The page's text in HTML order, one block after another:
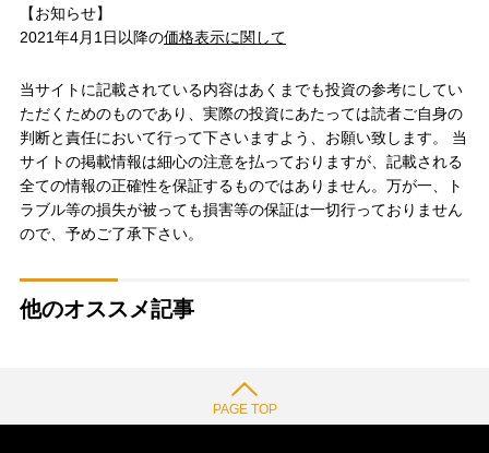
【お知らせ】
2021年4月1日以降の価格表示に関して
当サイトに記載されている内容はあくまでも投資の参考にしてい
ただくためのものであり、実際の投資にあたっては読者ご自身の
判断と責任において行って下さいますよう、お願い致します。 当
サイトの掲載情報は細心の注意を払っておりますが、記載される
全ての情報の正確性を保証するものではありません。万が一、ト
ラブル等の損失が被っても損害等の保証は一切行っておりません
ので、予めご了承下さい。
他のオススメ記事
PAGE TOP